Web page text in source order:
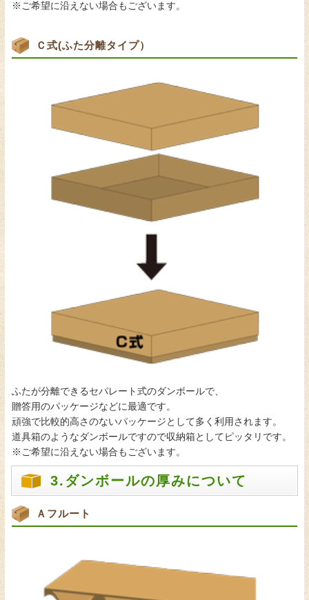
※ご希望に沿えない場合もございます。
Ｃ式(ふた分離タイプ）
ふたが分離できるセパレート式のダンボールで、
贈答用のパッケージなどに最適です。
頑強で比較的高さのないパッケージとして多く利用されます。
道具箱のようなダンボールですので収納箱としてピッタリです。
※ご希望に沿えない場合もございます。
3.ダンボールの厚みについて
Ａフルート